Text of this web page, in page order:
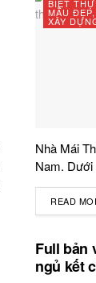
BIỆT
MẪU
XÂY
Nhà Mái
Nam. Dưới
READ
Full bản
ngủ kết